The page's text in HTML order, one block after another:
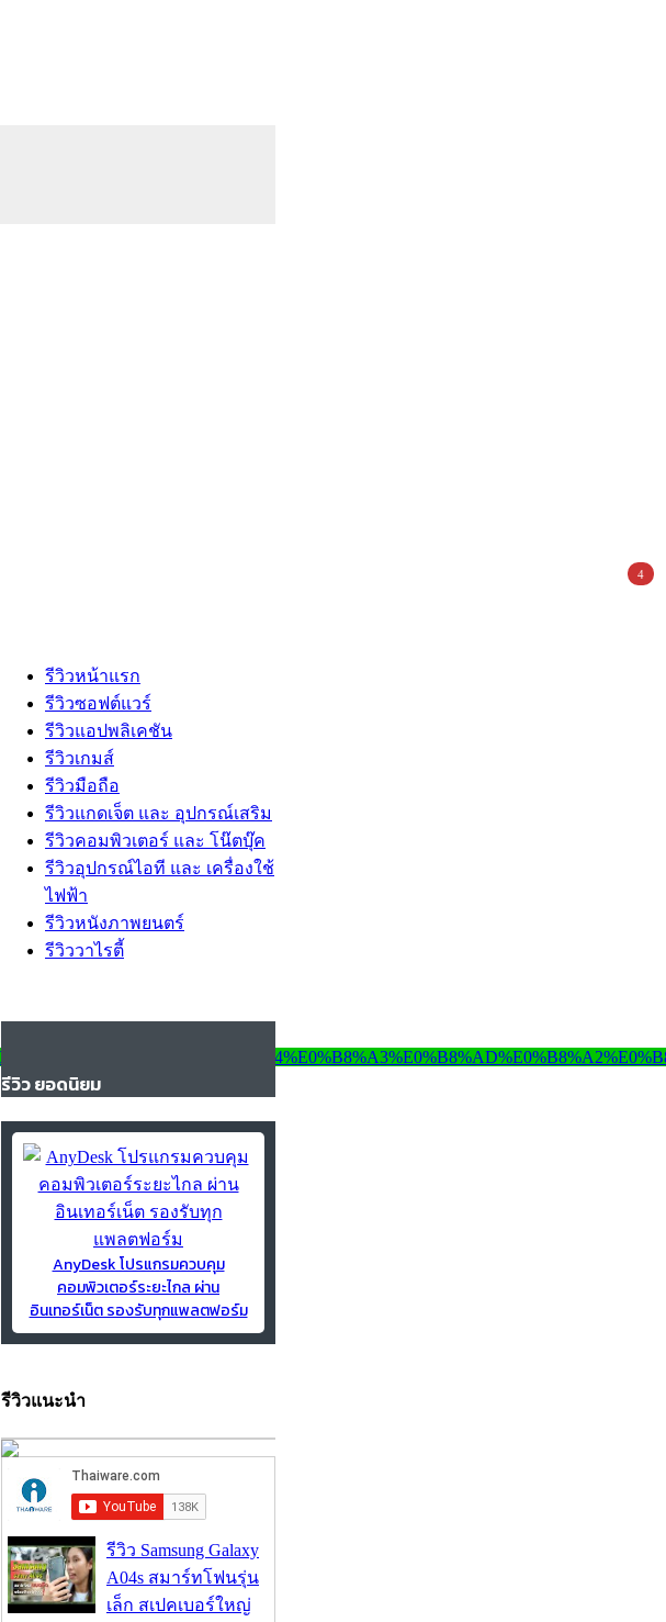
รีวิวหน้าแรก
รีวิวซอฟต์แวร์
รีวิวแอปพลิเคชัน
รีวิวเกมส์
รีวิวมือถือ
รีวิวแกดเจ็ต และ อุปกรณ์เสริม
รีวิวคอมพิวเตอร์ และ โน๊ตบุ๊ค
รีวิวอุปกรณ์ไอที และ เครื่องใช้
ไฟฟ้า
รีวิวหนังภาพยนตร์
รีวิววาไรตี้
รีวิว ยอดนิยม
AnyDesk โปรแกรมควบคุม
คอมพิวเตอร์ระยะไกล ผ่าน
อินเทอร์เน็ต รองรับทุกแพลตฟอร์ม
รีวิวแนะนำ
รีวิว Samsung Galaxy
A04s สมาร์ทโฟนรุ่น
เล็ก สเปคเบอร์ใหญ่
4